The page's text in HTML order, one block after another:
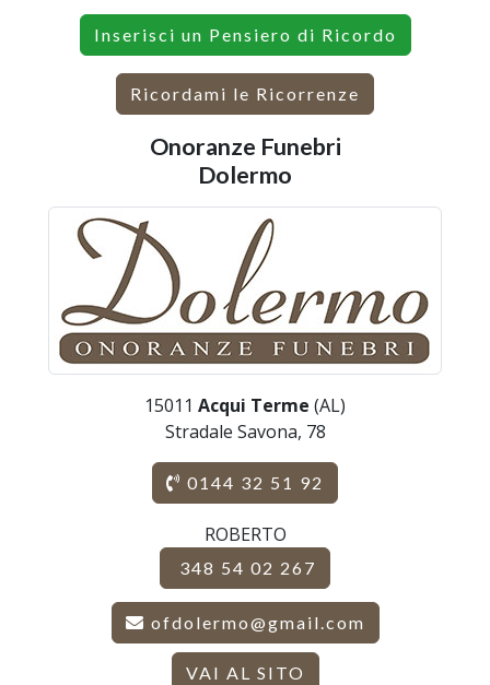
Inserisci un Pensiero di Ricordo
Ricordami le Ricorrenze
Onoranze Funebri
Dolermo
15011 Acqui Terme (AL)
Stradale Savona, 78
0144 32 51 92
ROBERTO
348 54 02 267
ofdolermo@gmail.com
VAI AL SITO